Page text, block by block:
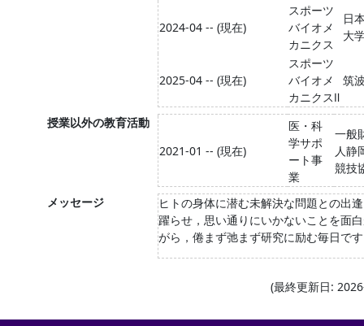
2024-04 -- (現在)
スポーツ
バイオメ
カニクス
日
大
2025-04 -- (現在)
スポーツ
バイオメ
カニクスⅡ
筑
授業以外の教育活動
2021-01 -- (現在)
医・科
学サポ
ート事
業
一般
人静
競技
メッセージ
ヒトの身体に潜む未解決な問題との出
躍らせ，思い通りにいかないことを面
がら，倦まず弛まず研究に励む毎日で
(最終更新日: